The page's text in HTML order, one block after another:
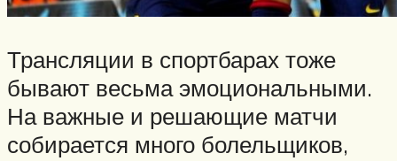
Трансляции в спортбарах тоже
бывают весьма эмоциональными.
На важные и решающие матчи
собирается много болельщиков,